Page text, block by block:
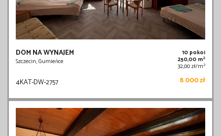
DOM NA WYNAJEM
Szczecin, Gumieńce
10 pokoi
250,00 m2
32,00 zł/m2
4KAT-DW-2757 8 000 zł